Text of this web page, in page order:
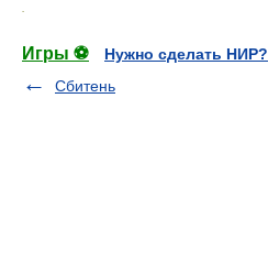
Игры ⚽
Нужно сделать НИР?
Сбитень